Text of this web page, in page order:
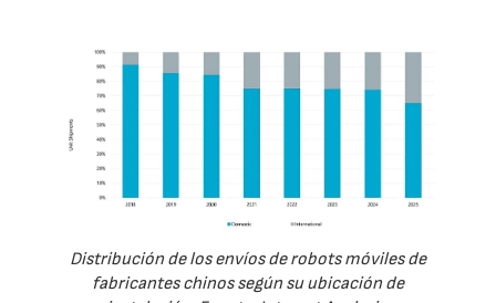
Distribución de los envíos de robots móviles de
fabricantes chinos según su ubicación de